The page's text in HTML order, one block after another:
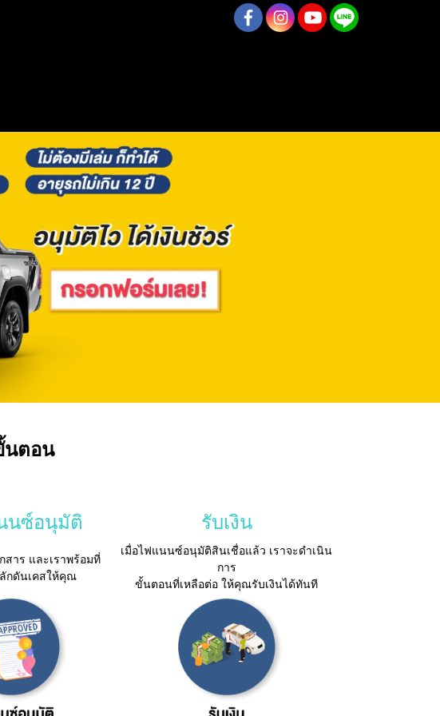
นตอน
นซ์อนุมัติ รับเงิน
สาร และเราพร้อมที่
กดันเคสให้คุณ
เมื่อไฟแนนซ์อนุมัติสินเชื่อแล้ว เราจะดำเนิน
การ
ขั้นตอนที่เหลือต่อ ให้คุณรับเงินได้ทันที